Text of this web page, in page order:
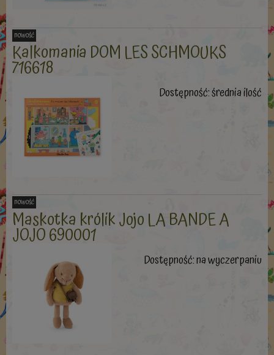
Kalkomania DOM LES SCHMOUKS
716618
Dostępność:średnia ilość
nowość
Maskotka królik Jojo LA BANDE A
JOJO 690001
Dostępność:na wyczerpaniu
nowość